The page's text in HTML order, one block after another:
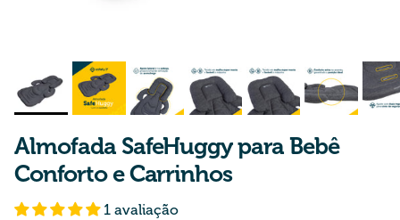
Almofada SafeHuggy para Bebê
Conforto e Carrinhos
1 avaliação